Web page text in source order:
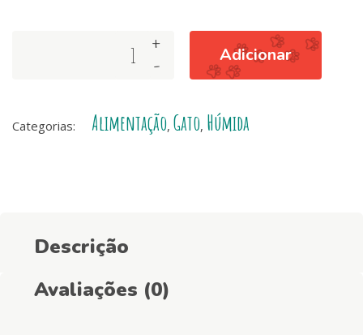
Skin
Atum
-
+ Adicionar
Categorias: Alimentação, Gato, Húmida
Descrição
Avaliações (0)